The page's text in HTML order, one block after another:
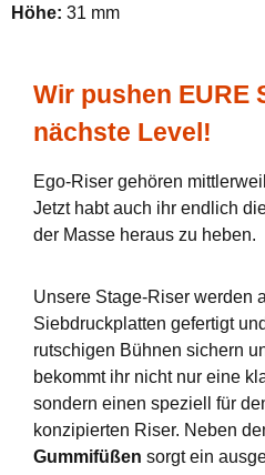
Höhe: 31 mm
Wir pushen EURE
nächste Level!
Ego-Riser gehören
Jetzt habt auch ihr endlich
der Masse heraus zu heben.
Unsere Stage-Riser werden
Siebdruckplatten gefertigt
rutschigen Bühnen sichern
bekommt ihr nicht nur eine
sondern einen speziell für
konzipierten Riser. Neben
Gummifüßen sorgt ein